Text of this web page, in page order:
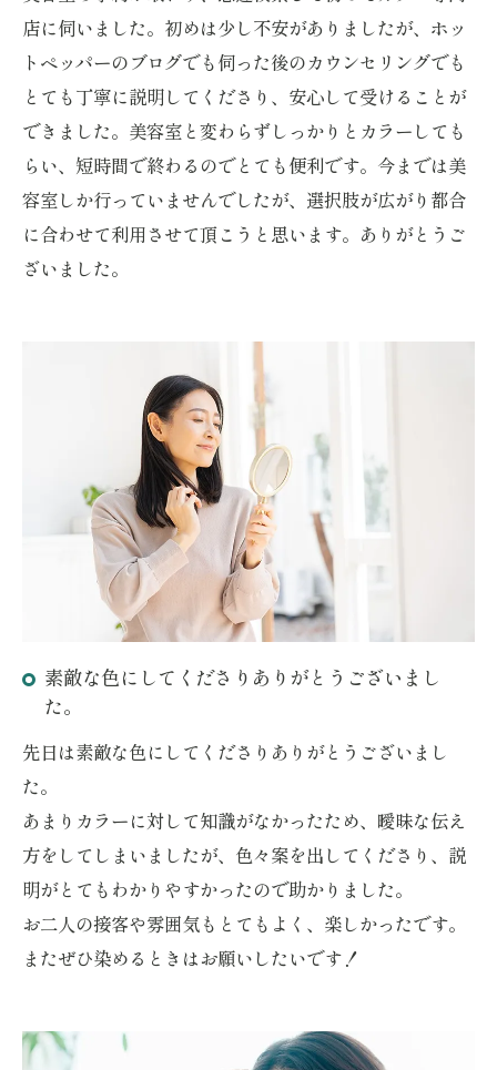
店に伺いました。初めは少し不安がありましたが、ホッ
トペッパーのブログでも伺った後のカウンセリングでも
とても丁寧に説明してくださり、安心して受けることが
できました。美容室と変わらずしっかりとカラーしても
らい、短時間で終わるのでとても便利です。今までは美
容室しか行っていませんでしたが、選択肢が広がり都合
に合わせて利用させて頂こうと思います。ありがとうご
ざいました。
素敵な色にしてくださりありがとうございまし
た。
先日は素敵な色にしてくださりありがとうございまし
た。
あまりカラーに対して知識がなかったため、曖昧な伝え
方をしてしまいましたが、色々案を出してくださり、説
明がとてもわかりやすかったので助かりました。
お二人の接客や雰囲気もとてもよく、楽しかったです。
またぜひ染めるときはお願いしたいです！
ご予約はこちら